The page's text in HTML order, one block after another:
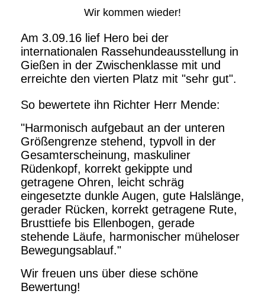
Wir kommen wieder!
Am 3.09.16 lief Hero bei der
internationalen Rassehundeausstellung in
Gießen in der Zwischenklasse mit und
erreichte den vierten Platz mit "sehr gut".
So bewertete ihn Richter Herr Mende:
"Harmonisch aufgebaut an der unteren
Größengrenze stehend, typvoll in der
Gesamterscheinung, maskuliner
Rüdenkopf, korrekt gekippte und
getragene Ohren, leicht schräg
eingesetzte dunkle Augen, gute Halslänge,
gerader Rücken, korrekt getragene Rute,
Brusttiefe bis Ellenbogen, gerade
stehende Läufe, harmonischer müheloser
Bewegungsablauf."
Wir freuen uns über diese schöne
Bewertung!